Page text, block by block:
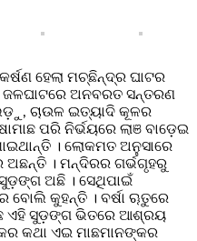
ହେଲା ମଚ୍ଛିନ୍ଦ୍ର ଘାଟର
ଜଳଘାଟରେ ଅନବରତ ସନ୍ତରଣ
ଚାଉଳ ଇତ୍ୟାଦି କୂଳର
ପରି ନିର୍ଭୟରେ ଲାଞ ବାଡ଼େଇ
। ଲୋକମତ ଅନୁସାରେ
ଅଛନ୍ତି । ମନ୍ଦିରର ଗର୍ଭଗୃହରୁ
ଅଛି । ସେଥିପାଇଁ
ବୋଲି କୁହନ୍ତି । ବର୍ଷା ୠତୁରେ
ଏହି ସୁଡ଼ଙ୍ଗ ଭିତରେ ଆଶ୍ରୟ
କଥା ଏଇ ମାଛମାନଙ୍କର